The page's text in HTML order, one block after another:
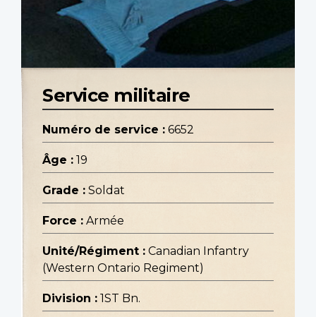
Service militaire
Numéro de service : 6652
Âge : 19
Grade : Soldat
Force : Armée
Unité/Régiment : Canadian Infantry
(Western Ontario Regiment)
Division : 1ST Bn.